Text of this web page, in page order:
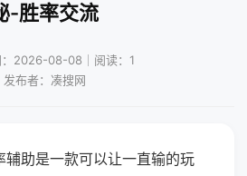
-胜率交流
：2026-08-08｜阅读：1
发布者：凑搜网
辅助是一款可以让一直输的玩